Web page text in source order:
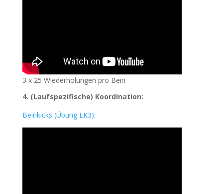
3 x 25 Wiederholungen pro Bein
4. (Laufspezifische) Koordination:
Beinkicks (Übung LK3):